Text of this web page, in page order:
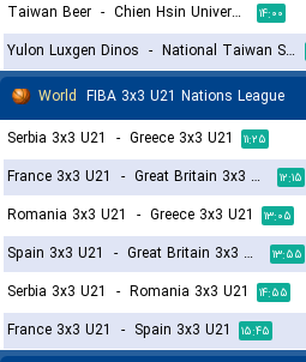
Taiwan Beer - Chien Hsin University of Science and Technology ۱۴:۰۰
Yulon Luxgen Dinos - National Taiwan Sport University
World FIBA 3x3 U21 Nations League
Serbia 3x3 U21 - Greece 3x3 U21 ۱۱:۲۵
France 3x3 U21 - Great Britain 3x3 U21 ۱۲:۱۵
Romania 3x3 U21 - Greece 3x3 U21 ۱۳:۰۵
Spain 3x3 U21 - Great Britain 3x3 U21 ۱۳:۵۵
Serbia 3x3 U21 - Romania 3x3 U21 ۱۴:۵۵
France 3x3 U21 - Spain 3x3 U21 ۱۵:۴۵